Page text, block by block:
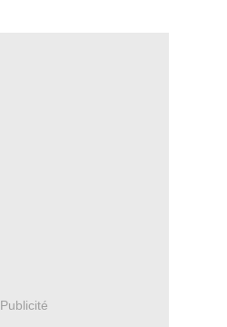
Publicité